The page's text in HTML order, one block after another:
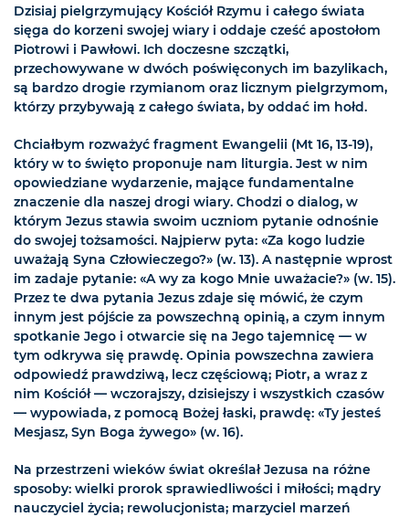
Dzisiaj pielgrzymujący Kościół Rzymu i całego świata
sięga do korzeni swojej wiary i oddaje cześć apostołom
Piotrowi i Pawłowi. Ich doczesne szczątki,
przechowywane w dwóch poświęconych im bazylikach,
są bardzo drogie rzymianom oraz licznym pielgrzymom,
którzy przybywają z całego świata, by oddać im hołd.
Chciałbym rozważyć fragment Ewangelii (Mt 16, 13-19),
który w to święto proponuje nam liturgia. Jest w nim
opowiedziane wydarzenie, mające fundamentalne
znaczenie dla naszej drogi wiary. Chodzi o dialog, w
którym Jezus stawia swoim uczniom pytanie odnośnie
do swojej tożsamości. Najpierw pyta: «Za kogo ludzie
uważają Syna Człowieczego?» (w. 13). A następnie wprost
im zadaje pytanie: «A wy za kogo Mnie uważacie?» (w. 15).
Przez te dwa pytania Jezus zdaje się mówić, że czym
innym jest pójście za powszechną opinią, a czym innym
spotkanie Jego i otwarcie się na Jego tajemnicę — w
tym odkrywa się prawdę. Opinia powszechna zawiera
odpowiedź prawdziwą, lecz częściową; Piotr, a wraz z
nim Kościół — wczorajszy, dzisiejszy i wszystkich czasów
— wypowiada, z pomocą Bożej łaski, prawdę: «Ty jesteś
Mesjasz, Syn Boga żywego» (w. 16).
Na przestrzeni wieków świat określał Jezusa na różne
sposoby: wielki prorok sprawiedliwości i miłości; mądry
nauczyciel życia; rewolucjonista; marzyciel marzeń